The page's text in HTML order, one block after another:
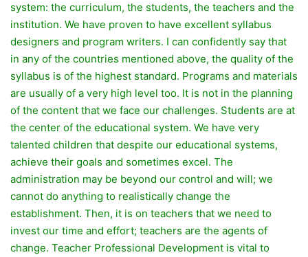
system: the curriculum, the students, the teachers and the
institution. We have proven to have excellent syllabus
designers and program writers. I can confidently say that
in any of the countries mentioned above, the quality of the
syllabus is of the highest standard. Programs and materials
are usually of a very high level too. It is not in the planning
of the content that we face our challenges. Students are at
the center of the educational system. We have very
talented children that despite our educational systems,
achieve their goals and sometimes excel. The
administration may be beyond our control and will; we
cannot do anything to realistically change the
establishment. Then, it is on teachers that we need to
invest our time and effort; teachers are the agents of
change. Teacher Professional Development is vital to